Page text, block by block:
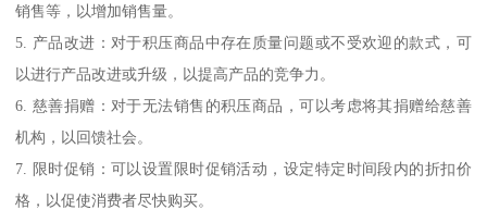
销售等，以增加销售量。
5. 产品改进：对于积压商品中存在质量问题或不受欢迎的款式，可
以进行产品改进或升级，以提高产品的竞争力。
6. 慈善捐赠：对于无法销售的积压商品，可以考虑将其捐赠给慈善
机构，以回馈社会。
7. 限时促销：可以设置限时促销活动，设定特定时间段内的折扣价
格，以促使消费者尽快购买。